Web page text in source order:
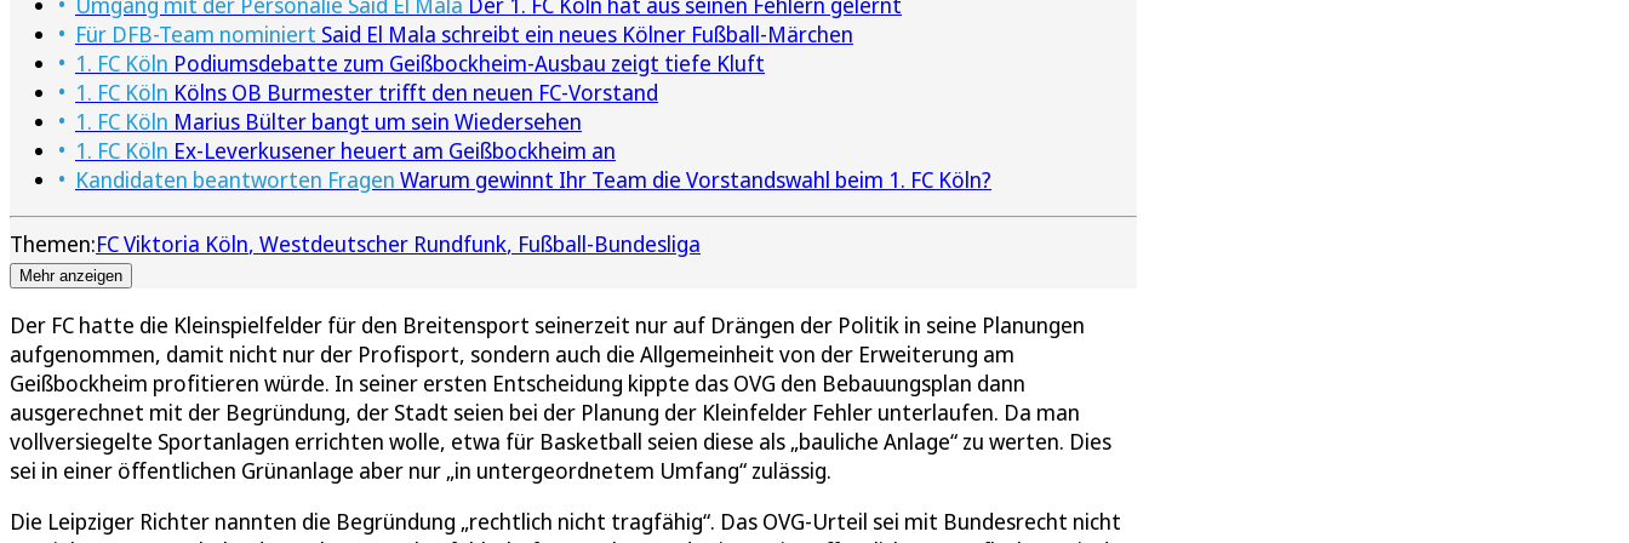
Für DFB-Team nominiert Said El Mala schreibt ein neues Kölner Fußball-Märchen
1. FC Köln Podiumsdebatte zum Geißbockheim-Ausbau zeigt tiefe Kluft
1. FC Köln Kölns OB Burmester trifft den neuen FC-Vorstand
1. FC Köln Marius Bülter bangt um sein Wiedersehen
1. FC Köln Ex-Leverkusener heuert am Geißbockheim an
Kandidaten beantworten Fragen Warum gewinnt Ihr Team die Vorstandswahl beim 1. FC Köln?
Themen:FC Viktoria Köln Westdeutscher Rundfunk Fußball-Bundesliga
Mehr anzeigen
Der FC hatte die Kleinspielfelder für den Breitensport seinerzeit nur auf Drängen der Politik in seine Planungen
aufgenommen, damit nicht nur der Profisport, sondern auch die Allgemeinheit von der Erweiterung am
Geißbockheim profitieren würde. In seiner ersten Entscheidung kippte das OVG den Bebauungsplan dann
ausgerechnet mit der Begründung, der Stadt seien bei der Planung der Kleinfelder Fehler unterlaufen. Da man
vollversiegelte Sportanlagen errichten wolle, etwa für Basketball seien diese als „bauliche Anlage“ zu werten. Dies
sei in einer öffentlichen Grünanlage aber nur „in untergeordnetem Umfang“ zulässig.
Die Leipziger Richter nannten die Begründung „rechtlich nicht tragfähig“. Das OVG-Urteil sei mit Bundesrecht nicht